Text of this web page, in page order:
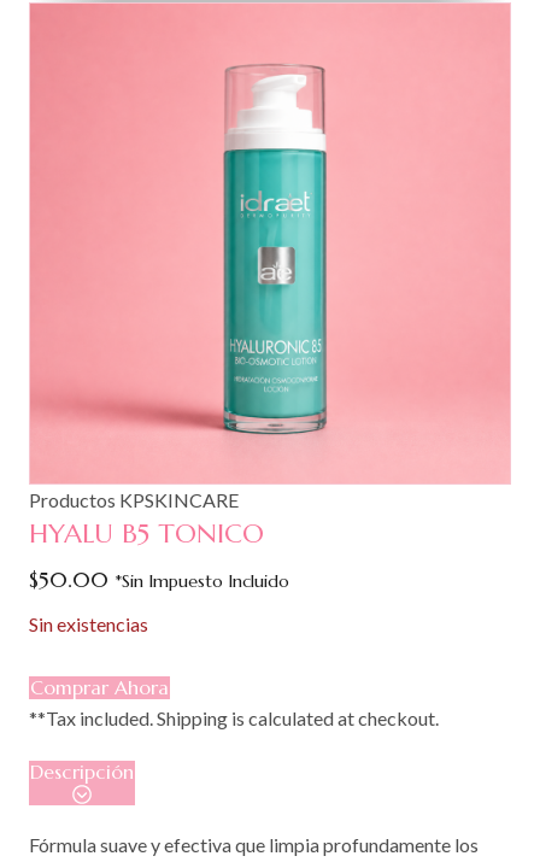
Productos KPSKINCARE
HYALU B5 TONICO
$50.00 *Sin Impuesto Incluido
Sin existencias
Comprar Ahora
**Tax included. Shipping is calculated at checkout.
Descripción
Fórmula suave y efectiva que limpia profundamente los